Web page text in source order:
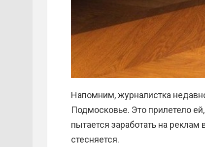
Напомним, журналистка
Подмосковье. Это прилетело
пытается заработать на
стесняется.